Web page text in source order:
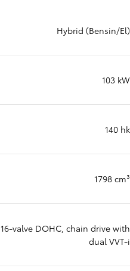
Hybrid (Bensin/El)
103 kW
140 hk
1798 cm³
16-valve DOHC, chain drive with
dual VVT-i